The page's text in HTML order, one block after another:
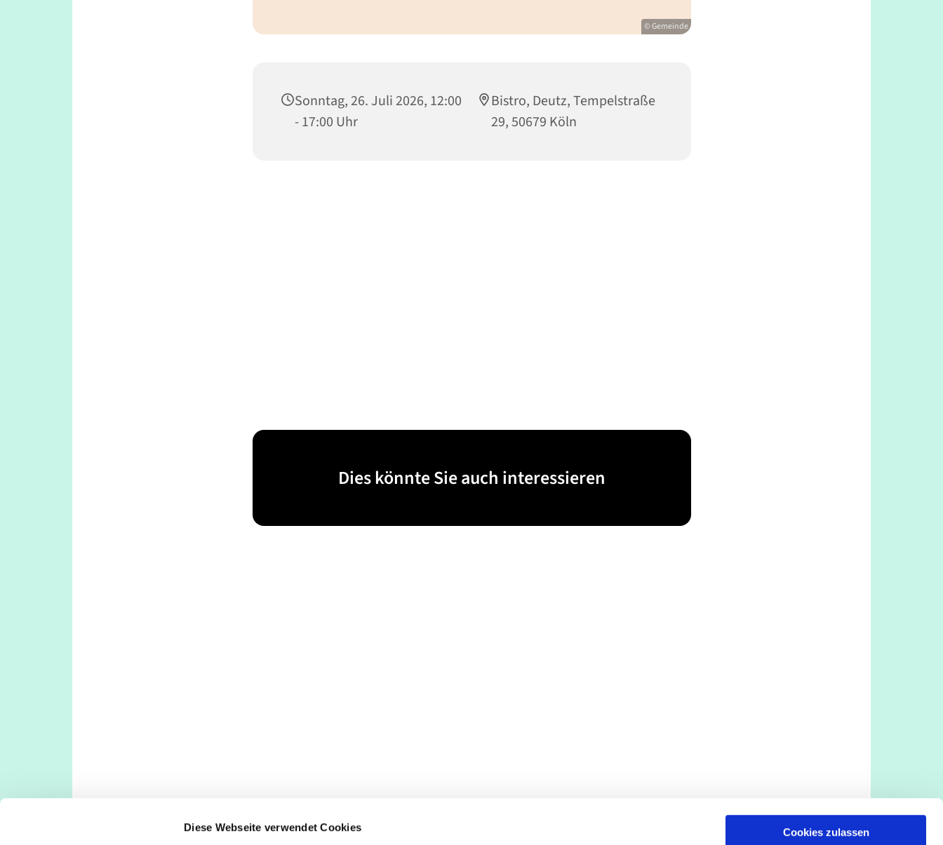
Diese Webseite verwendet Cookies
Cookies zulassen
© Gemeinde
Sonntag, 26. Juli 2026, 12:00
- 17:00 Uhr
Bistro, Deutz, Tempelstraße
29, 50679 Köln
Dies könnte Sie auch interessieren